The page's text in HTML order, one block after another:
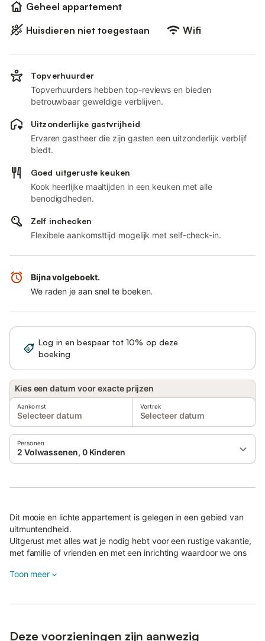
Geheel appartement
Huisdieren niet toegestaan
Wifi
Topverhuurder
Topverhuurders hebben top-reviews en bieden
betrouwbaar geweldige verblijven.
Uitzonderlijke gastvrijheid
Ervaren gastheer die zijn gasten een uitzonderlijk verblijf
biedt.
Goed uitgeruste keuken
Kook heerlijke maaltijden in een keuken met alle
benodigdheden.
Zelf inchecken
Flexibele aankomsttijd mogelijk met self-check-in.
Bijna volgeboekt.
We raden je aan snel te boeken.
Log in en bespaar tot 10% op deze
boeking
Kies een datum voor exacte prijzen
Aankomst
Selecteer datum
Vertrek
Selecteer datum
Personen
2 Volwassenen, 0 Kinderen
Dit mooie en lichte appartement is gelegen in een gebied van
uitmuntendheid.
Uitgerust met alles wat je nodig hebt voor een rustige vakantie,
met familie of vrienden en met een inrichting waardoor we ons
Vermeldenswaard is dat het beschikt over uitrusting en
gitaar in het huis te gebruiken!
Toon meer
Deze voorzieningen zijn aanwezig